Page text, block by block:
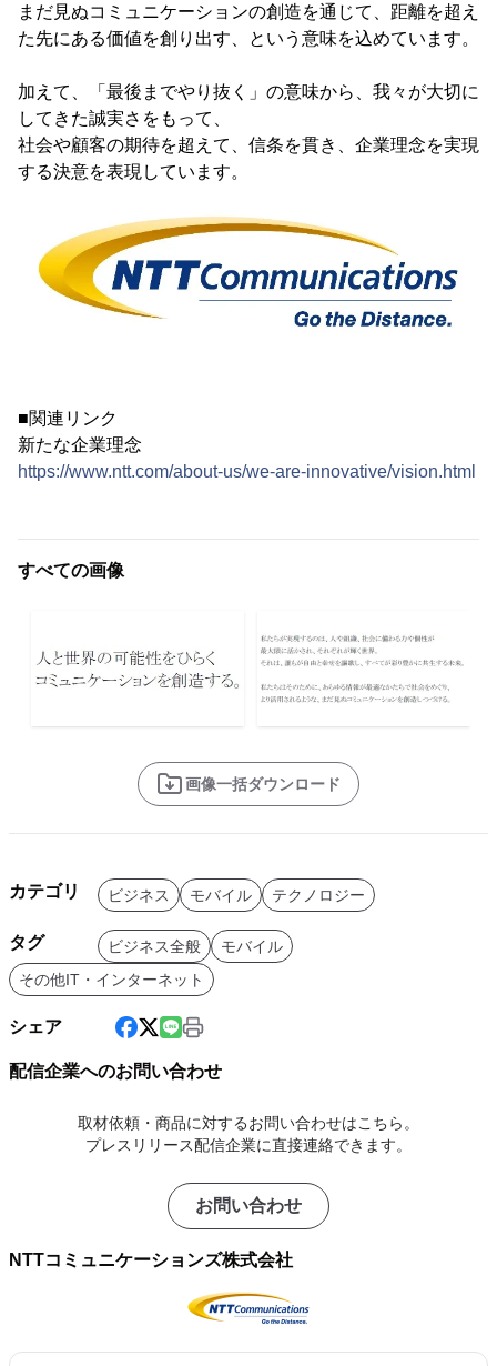
まだ見ぬコミュニケーションの創造を通じて、距離を超え
た先にある価値を創り出す、という意味を込めています。
加えて、「最後までやり抜く」の意味から、我々が大切に
してきた誠実さをもって、
社会や顧客の期待を超えて、信条を貫き、企業理念を実現
する決意を表現しています。
■関連リンク
新たな企業理念
https://www.ntt.com/about-us/we-are-innovative/vision.html
すべての画像
画像一括ダウンロード
カテゴリ ビジネス モバイル テクノロジー
タグ ビジネス全般
モバイル
その他IT・インターネット
シェア
配信企業へのお問い合わせ
取材依頼・商品に対するお問い合わせはこちら。
プレスリリース配信企業に直接連絡できます。
お問い合わせ
NTTコミュニケーションズ株式会社